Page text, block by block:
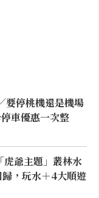
要停桃機還是機場
車優惠一次整
虎爺主題」叢林水
，玩水＋4大順遊